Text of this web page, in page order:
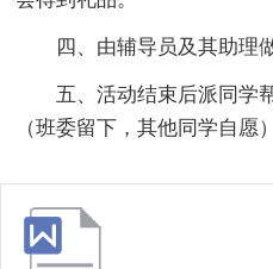
四、由辅导员及其助理
五、活动结束后派同学
（班委留下，其他同学自愿